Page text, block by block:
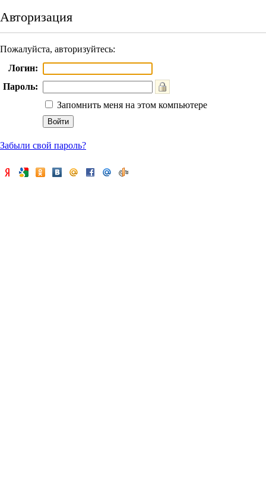
Авторизация
Пожалуйста, авторизуйтесь:
Логин:
Пароль:
Запомнить меня на этом компьютере
Забыли свой пароль?